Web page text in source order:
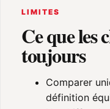
LIMITES
Ce que les
toujours
Comparer
définition